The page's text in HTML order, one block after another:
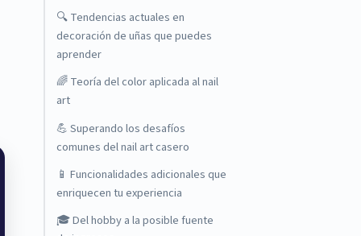
🔍 Tendencias actuales en
decoración de uñas que puedes
aprender
🌈 Teoría del color aplicada al nail
art
💪 Superando los desafíos
comunes del nail art casero
📱 Funcionalidades adicionales que
enriquecen tu experiencia
🎓 Del hobby a la posible fuente